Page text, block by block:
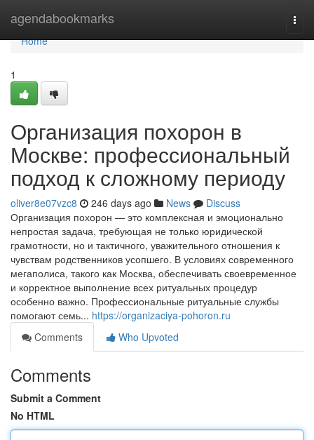
agendabookmarks
Home
Home
1
Организация похорон в
Москве: профессиональный
подход к сложному периоду
oliver8e07vzc8 246 days ago News
Discuss
Организация похорон — это комплексная и эмоционально
непростая задача, требующая не только юридической
грамотности, но и тактичного, уважительного отношения к
чувствам родственников усопшего. В условиях современного
мегаполиса, такого как Москва, обеспечивать своевременное
и корректное выполнение всех ритуальных процедур
особенно важно. Профессиональные ритуальные службы
помогают семь... https://organizaciya-pohoron.ru
Comments
Who Upvoted
Comments
Submit a Comment
No HTML